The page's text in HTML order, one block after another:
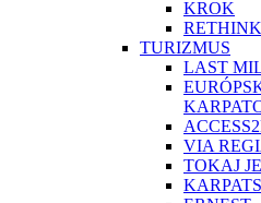
KROK
RETHINK
TURIZMUS
LAST
VIA
TOKAJ